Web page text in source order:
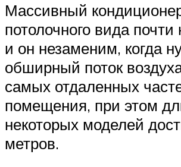
Массивный
потолочного вида почти
и он незаменим, когда
обширный поток
самых отдаленных
помещения, при этом
некоторых моделей
метров.